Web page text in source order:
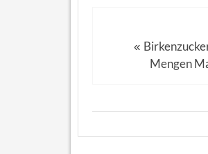
«
Mengen